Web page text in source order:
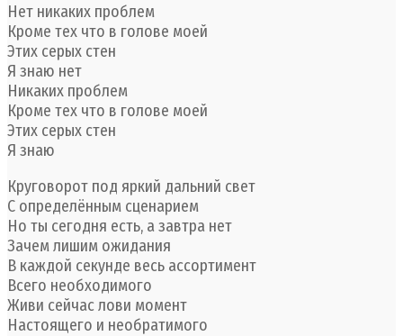
Нет никаких проблем
Кроме тех что в голове моей
Этих серых стен
Я знаю нет
Никаких проблем
Кроме тех что в голове моей
Этих серых стен
Я знаю
Круговорот под яркий дальний свет
С определённым сценарием
Но ты сегодня есть, а завтра нет
Зачем лишим ожидания
В каждой секунде весь ассортимент
Всего необходимого
Живи сейчас лови момент
Настоящего и необратимого